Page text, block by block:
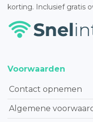
korting. Inclusief gratis
Voorwaarden
Contact opnemen
Algemene